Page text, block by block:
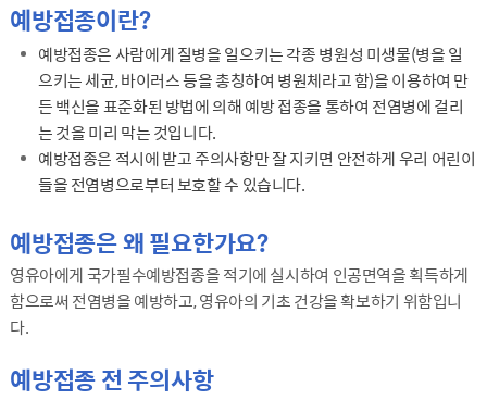
예방접종이란?
예방접종은 사람에게 질병을 일으키는 각종 병원성 미생물(병을 일
으키는 세균, 바이러스 등을 총칭하여 병원체라고 함)을 이용하여 만
든 백신을 표준화된 방법에 의해 예방 접종을 통하여 전염병에 걸리
는 것을 미리 막는 것입니다.
예방접종은 적시에 받고 주의사항만 잘 지키면 안전하게 우리 어린이
들을 전염병으로부터 보호할 수 있습니다.
예방접종은 왜 필요한가요?
영유아에게 국가필수예방접종을 적기에 실시하여 인공면역을 획득하게
함으로써 전염병을 예방하고, 영유아의 기초 건강을 확보하기 위함입니
다.
예방접종 전 주의사항